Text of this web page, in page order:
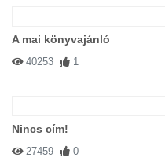
A mai könyvajánló
40253 1
Nincs cím!
27459 0